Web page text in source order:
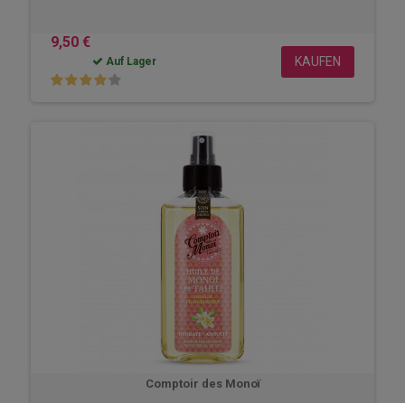
9,50 €
Auf Lager KAUFEN
Comptoir des Monoï